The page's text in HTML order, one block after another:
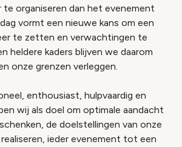
organiseren dan het evenement
vormt een nieuwe kans om een
te zetten en verwachtingen te
heldere kaders blijven we daarom
onze grenzen verleggen.
enthousiast, hulpvaardig en
wij als doel om optimale aandacht
de doelstellingen van onze
ieder evenement tot een